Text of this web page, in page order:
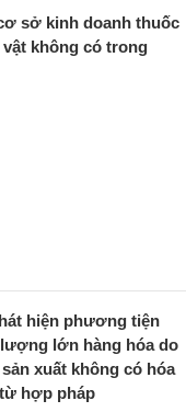
sở kinh doanh thuốc
không có trong
hiện phương tiện
lớn hàng hóa do
xuất không có hóa
hợp pháp